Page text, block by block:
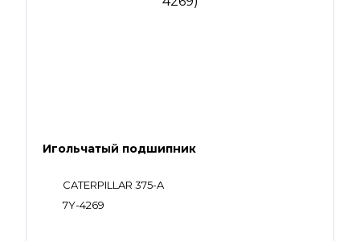
Игольчатый подшипник
CATERPILLAR 375-A
7Y-4269